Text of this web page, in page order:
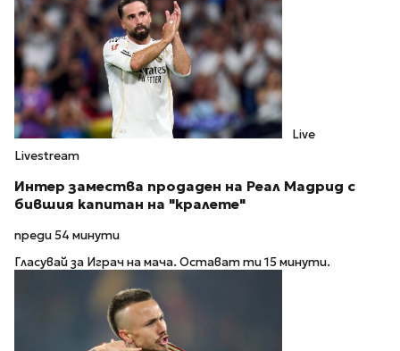
Live
Livestream
Интер замества продаден на Реал Мадрид с
бившия капитан на "кралете"
преди 54 минути
Гласувай за Играч на мача. Остават ти 15 минути.